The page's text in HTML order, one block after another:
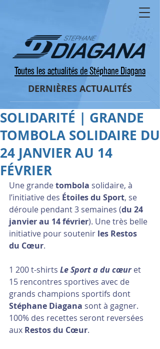
Toutes les actualités de Stéphane Diagana
DERNIÈRES ACTUALITÉS
SOLIDARITÉ | GRANDE
TOMBOLA SOLIDAIRE DU
24 JANVIER AU 14
FÉVRIER
Une grande tombola solidaire, à
l’initiative des Étoiles du Sport, se
déroule pendant 3 semaines (du 24
janvier au 14 février). Une très belle
initiative pour soutenir les Restos
du Cœur.
1 200 t-shirts Le Sport a du cœur et
15 rencontres sportives avec de
grands champions sportifs dont
Stéphane Diagana sont à gagner.
100% des recettes seront reversées
aux Restos du Cœur.